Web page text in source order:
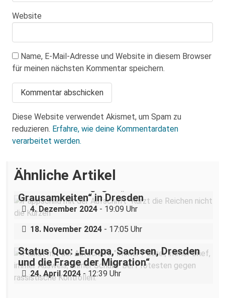
Website
Name, E-Mail-Adresse und Website in diesem Browser
für meinen nächsten Kommentar speichern.
Diese Website verwendet Akismet, um Spam zu
reduzieren. Erfahre, wie deine Kommentardaten
verarbeitet werden.
Ähnliche Artikel
„Teilhabe ist nicht verhandelbar“–
Grausamkeiten“ in Dresden
4. Dezember 2024 - 19:09 Uhr
Nazigruppe sucht (und bekommt) Stress
in der Dresdner Neustadt
18. November 2024 - 17:05 Uhr
Status Quo: „Europa, Sachsen, Dresden
und die Frage der Migration“
24. April 2024 - 12:39 Uhr